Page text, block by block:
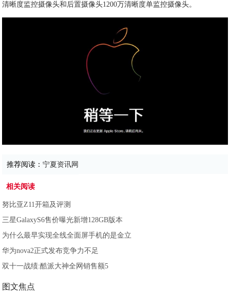
清晰度监控摄像头和后置摄像头1200万清晰度单监控摄像头。
推荐阅读：宁夏资讯网
相关阅读
努比亚Z11开箱及评测
三星GalaxyS6售价曝光新增128GB版本
为什么最早实现全线全面屏手机的是金立
华为nova2正式发布竞争力不足
双十一战绩:酷派大神全网销售额5
图文焦点